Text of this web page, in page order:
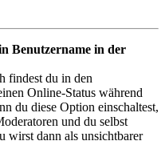
Benutzername in der
findest du in den
Online-Status während
du diese Option einschaltest,
und du selbst
wirst dann als unsichtbarer